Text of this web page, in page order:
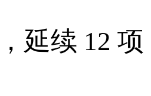
延续 12 项